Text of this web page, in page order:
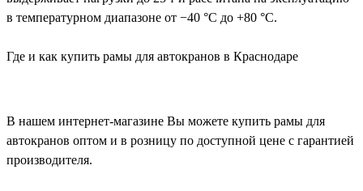
в температурном диапазоне от −40 °C до +80 °C.
Где и как купить рамы для автокранов в Краснодаре
В нашем интернет-магазине Вы можете купить рамы для
автокранов оптом и в розницу по доступной цене с гарантией
производителя.